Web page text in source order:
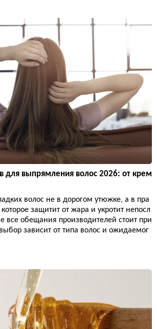
для выпрямления волос 2026: от крем
волос не в дорогом утюжке, а в пра
защитит от жара и укротит непосл
все обещания производителей стоит при
зависит от типа волос и ожидаемог